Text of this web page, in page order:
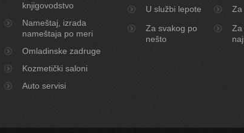
knjigovodstvo
Nameštaj, izrada
nameštaja po meri
Omladinske zadruge
Kozmetički saloni
Auto servisi
U službi lepote
Za
Za svakog po
nešto
Za